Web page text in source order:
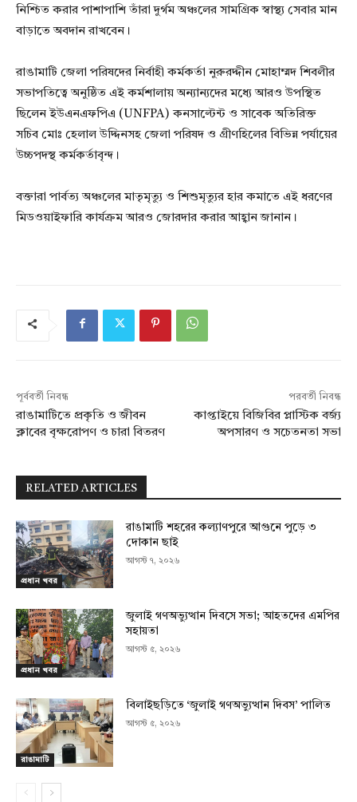
নিশ্চিত করার পাশাপাশি তাঁরা দুর্গম অঞ্চলের সামগ্রিক স্বাস্থ্য সেবার মান
বাড়াতে অবদান রাখবেন।
রাঙামাটি জেলা পরিষদের নির্বাহী কর্মকর্তা নুরুরদ্দীন মোহাম্মদ শিবলীর
সভাপতিত্বে অনুষ্ঠিত এই কর্মশালায় অন্যান্যদের মধ্যে আরও উপস্থিত
ছিলেন ইউএনএফপিএ (UNFPA) কনসাল্টেন্ট ও সাবেক অতিরিক্ত
সচিব মোঃ হেলাল উদ্দিনসহ জেলা পরিষদ ও গ্রীণহিলের বিভিন্ন পর্যায়ের
উচ্চপদস্থ কর্মকর্তাবৃন্দ।
বক্তারা পার্বত্য অঞ্চলের মাতৃমৃত্যু ও শিশুমৃত্যুর হার কমাতে এই ধরণের
মিডওয়াইফারি কার্যক্রম আরও জোরদার করার আহ্বান জানান।
পূর্ববর্তী নিবন্ধ
রাঙামাটিতে প্রকৃতি ও জীবন
ক্লাবের বৃক্ষরোপণ ও চারা বিতরণ
পরবর্তী নিবন্ধ
কাপ্তাইয়ে বিজিবির প্লাস্টিক বর্জ্য
অপসারণ ও সচেতনতা সভা
RELATED ARTICLES
প্রধান খবর
রাঙামাটি শহরের কল্যাণপুরে আগুনে পুড়ে ৩
দোকান ছাই
আগস্ট ৭, ২০২৬
প্রধান খবর
জুলাই গণঅভ্যুত্থান দিবসে সভা; আহতদের এমপির
সহায়তা
আগস্ট ৫, ২০২৬
রাঙামাটি
বিলাইছড়িতে ‘জুলাই গণঅভ্যুত্থান দিবস’ পালিত
আগস্ট ৫, ২০২৬